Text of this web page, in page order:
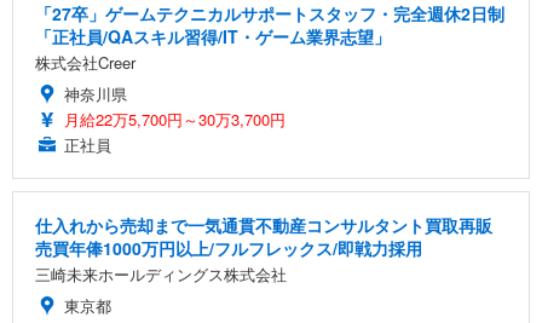
「27卒」ゲームテクニカルサポートスタッフ・完全週休2日制
「正社員/QAスキル習得/IT・ゲーム業界志望」
株式会社Creer
神奈川県
月給22万5,700円～30万3,700円
正社員
仕入れから売却まで一気通貫不動産コンサルタント買取再販
売買年俸1000万円以上/フルフレックス/即戦力採用
三崎未来ホールディングス株式会社
東京都